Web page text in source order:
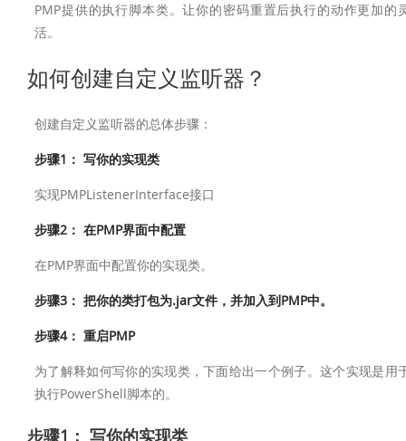
PMP提供的执行脚本类。让你的密码重置后执行的动作更加的
活。
如何创建自定义监听器？
创建自定义监听器的总体步骤：
步骤1： 写你的实现类
实现PMPListenerInterface接口
步骤2： 在PMP界面中配置
在PMP界面中配置你的实现类。
步骤3： 把你的类打包为.jar文件，并加入到PMP中。
步骤4： 重启PMP
为了解释如何写你的实现类，下面给出一个例子。这个实现是用
执行PowerShell脚本的。
步骤1： 写你的实现类